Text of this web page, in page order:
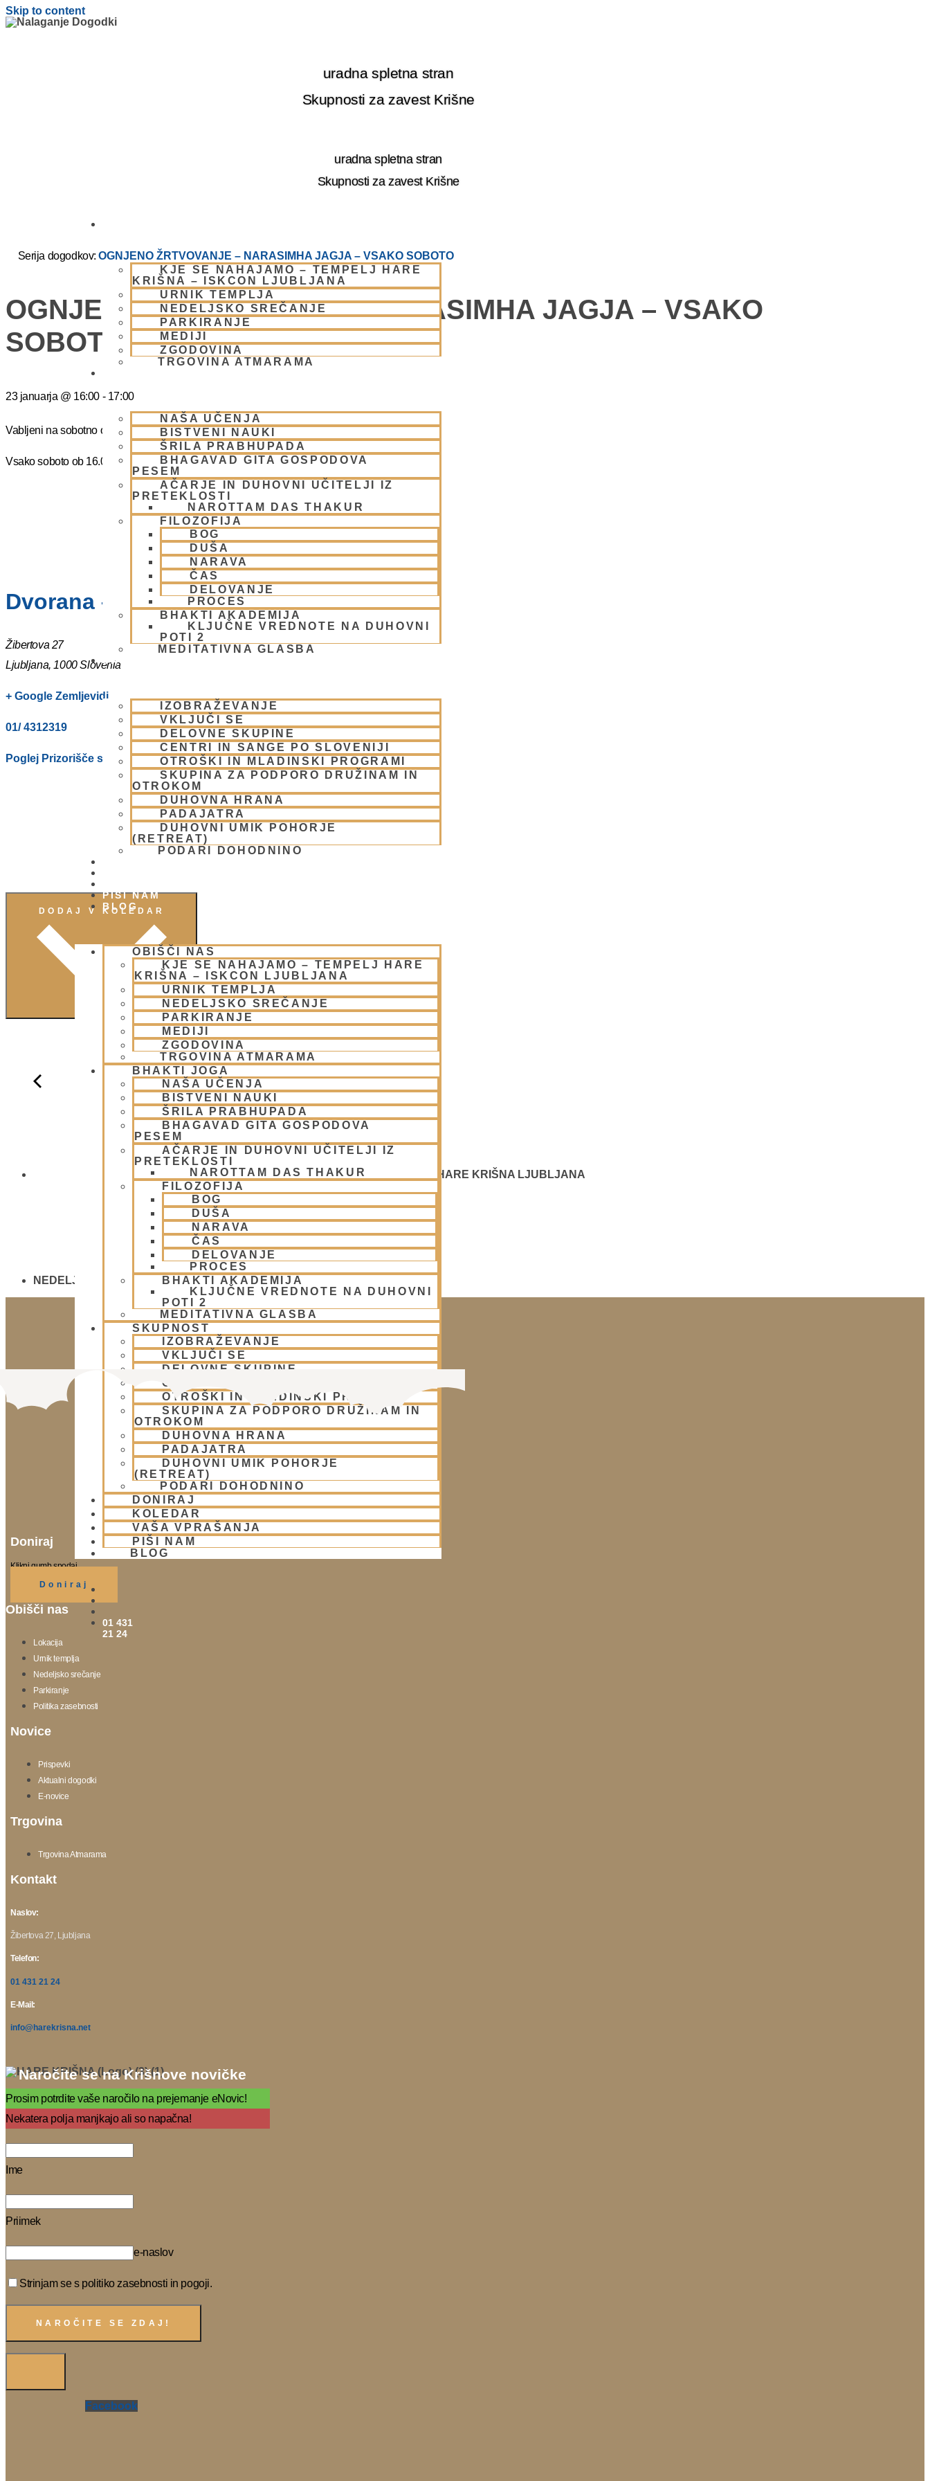
Skip to content
uradna spletna stran
Skupnosti za zavest Krišne
uradna spletna stran
Skupnosti za zavest Krišne
KJE SE NAHAJAMO – TEMPELJ HARE
KRIŠNA – ISKCON LJUBLJANA
URNIK TEMPLJA
NEDELJSKO SREČANJE
PARKIRANJE
MEDIJI
ZGODOVINA
TRGOVINA ATMARAMA
NAŠA UČENJA
BISTVENI NAUKI
ŠRILA PRABHUPADA
BHAGAVAD GITA GOSPODOVA
PESEM
AČARJE IN DUHOVNI UČITELJI IZ
PRETEKLOSTI
NAROTTAM DAS THAKUR
FILOZOFIJA
BOG
DUŠA
NARAVA
ČAS
DELOVANJE
PROCES
BHAKTI AKADEMIJA
KLJUČNE VREDNOTE NA DUHOVNI
POTI 2
MEDITATIVNA GLASBA
SKUPNOST
IZOBRAŽEVANJE
VKLJUČI SE
DELOVNE SKUPINE
CENTRI IN SANGE PO SLOVENIJI
OTROŠKI IN MLADINSKI PROGRAMI
SKUPINA ZA PODPORO DRUŽINAM IN
OTROKOM
DUHOVNA HRANA
PADAJATRA
DUHOVNI UMIK POHORJE
(RETREAT)
PODARI DOHODNINO
PIŠI NAM
BLOG
OBIŠČI NAS
KJE SE NAHAJAMO – TEMPELJ HARE
KRIŠNA – ISKCON LJUBLJANA
URNIK TEMPLJA
NEDELJSKO SREČANJE
PARKIRANJE
MEDIJI
ZGODOVINA
TRGOVINA ATMARAMA
BHAKTI JOGA
NAŠA UČENJA
BISTVENI NAUKI
ŠRILA PRABHUPADA
BHAGAVAD GITA GOSPODOVA
PESEM
AČARJE IN DUHOVNI UČITELJI IZ
PRETEKLOSTI
NAROTTAM DAS THAKUR
FILOZOFIJA
BOG
DUŠA
NARAVA
ČAS
DELOVANJE
PROCES
BHAKTI AKADEMIJA
KLJUČNE VREDNOTE NA DUHOVNI
POTI 2
MEDITATIVNA GLASBA
SKUPNOST
IZOBRAŽEVANJE
VKLJUČI SE
DELOVNE SKUPINE
CENTRI IN SANGE PO SLOVENIJI
OTROŠKI IN MLADINSKI PROGRAMI
SKUPINA ZA PODPORO DRUŽINAM IN
OTROKOM
DUHOVNA HRANA
PADAJATRA
DUHOVNI UMIK POHORJE
(RETREAT)
PODARI DOHODNINO
DONIRAJ
KOLEDAR
VAŠA VPRAŠANJA
PIŠI NAM
BLOG
01 431
21 24
Serija dogodkov:OGNJENO ŽRTVOVANJE – NARASIMHA JAGJA – VSAKO SOBOTO
OGNJENO ŽRTVOVANJE – NARASIMHA JAGJA – VSAKO
SOBOTO
23 januarja @ 16:00 - 17:00
Vabljeni na sobotno ognjeno žrtovanje – Narasimaha jagja. Prost vstop.
Vsako soboto ob 16.00 do 17:00
Dvorana – Center Hare Krišna v Ljubljani
Žibertova 27
Ljubljana, 1000 Slovenia
+ Google Zemljevidi
01/ 4312319
Poglej Prizorišče spletno stran
NEDELJSKO SREČANJE - CENTER HARE KRIŠNA LJUBLJANA
NEDELJSKO SREČANJE - CENTER HARE KRIŠNA LJUBLJANA
Doniraj
Klikni gumb spodaj.
Doniraj
Obišči nas
Lokacija
Urnik templja
Nedeljsko srečanje
Parkiranje
Politika zasebnosti
Novice
Prispevki
Aktualni dogodki
E-novice
Trgovina
Trgovina Atmarama
Kontakt
Naslov:
Žibertova 27, Ljubljana
Telefon:
01 431 21 24
E-Mail:
info@harekrisna.net
Naročite se na Krišnove novičke
Prosim potrdite vaše naročilo na prejemanje eNovic!
Nekatera polja manjkajo ali so napačna!
Ime
Priimek
e-naslov
Strinjam se s politiko zasebnosti in pogoji.
Facebook